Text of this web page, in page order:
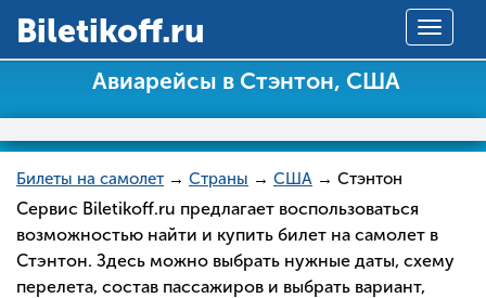
Toggle
Вiletikoff.ru
Авиарейсы в Стэнтон, США
Билеты на самолет → Страны → США → Стэнтон
Сервис Biletikoff.ru предлагает воспользоваться
возможностью найти и купить билет на самолет в
Стэнтон. Здесь можно выбрать нужные даты, схему
перелета, состав пассажиров и выбрать вариант,